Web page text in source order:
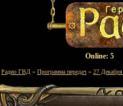
Оnline: 5
Радио ГВД » Программа передач » 27 Декабря.